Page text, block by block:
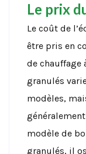
Le prix
Le coût de
être pris en
de chauffage
granulés
modèles,
modèle de
granulés, il